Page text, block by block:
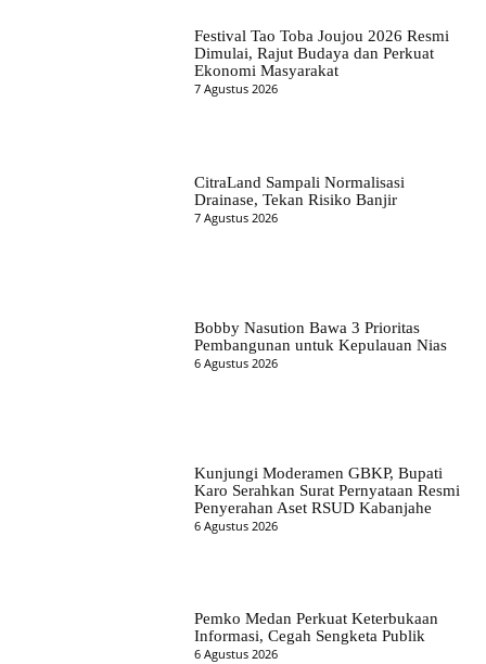
Festival Tao Toba Joujou 2026 Resmi
Dimulai, Rajut Budaya dan Perkuat
Ekonomi Masyarakat
7 Agustus 2026
CitraLand Sampali Normalisasi
Drainase, Tekan Risiko Banjir
7 Agustus 2026
Bobby Nasution Bawa 3 Prioritas
Pembangunan untuk Kepulauan Nias
6 Agustus 2026
Kunjungi Moderamen GBKP, Bupati
Karo Serahkan Surat Pernyataan Resmi
Penyerahan Aset RSUD Kabanjahe
6 Agustus 2026
Pemko Medan Perkuat Keterbukaan
Informasi, Cegah Sengketa Publik
6 Agustus 2026